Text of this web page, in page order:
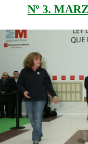
Nº 3.